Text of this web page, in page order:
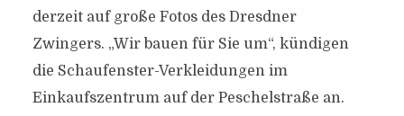
derzeit auf große Fotos des Dresdner
Zwingers. „Wir bauen für Sie um“, kündigen
die Schaufenster-Verkleidungen im
Einkaufszentrum auf der Peschelstraße an.